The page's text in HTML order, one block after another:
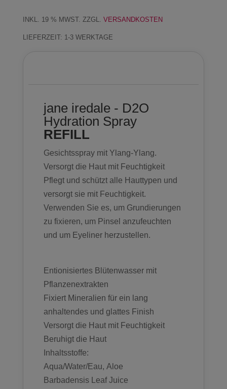
INKL. 19 % MWST. ZZGL. VERSANDKOSTEN
LIEFERZEIT: 1-3 WERKTAGE
jane iredale - D2O
Hydration Spray
REFILL
Gesichtsspray mit Ylang-Ylang.
Versorgt die Haut mit Feuchtigkeit
Pflegt und schützt alle Hauttypen und
versorgt sie mit Feuchtigkeit.
Verwenden Sie es, um Grundierungen
zu fixieren, um Pinsel anzufeuchten
und um Eyeliner herzustellen.
Entionisiertes Blütenwasser mit
Pflanzenextrakten
Fixiert Mineralien für ein lang
anhaltendes und glattes Finish
Versorgt die Haut mit Feuchtigkeit
Beruhigt die Haut
Inhaltsstoffe:
Aqua/Water/Eau, Aloe
BarbadensisLeaf Juice